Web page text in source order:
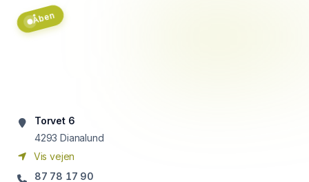
Åben
Torvet 6
4293 Dianalund
Vis vejen
87 78 17 90